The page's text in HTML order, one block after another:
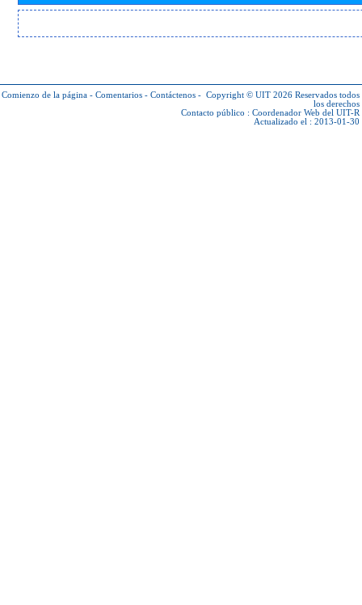
Comienzo de la página - Comentarios - Contáctenos - Copyright © UIT 2026 Reservados todos
los derechos
Contacto público : Coordenador Web del UIT-R
Actualizado el : 2013-01-30